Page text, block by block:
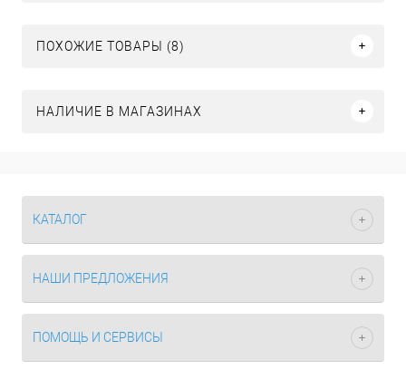
ПОХОЖИЕ ТОВАРЫ (8)
НАЛИЧИЕ В МАГАЗИНАХ
КАТАЛОГ
НАШИ ПРЕДЛОЖЕНИЯ
ПОМОЩЬ И СЕРВИСЫ